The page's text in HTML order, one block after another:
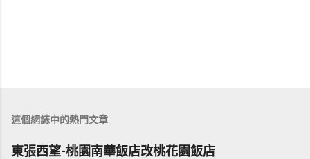
這個網誌中的熱門文章
東張西望-桃園南華飯店改桃花園飯店